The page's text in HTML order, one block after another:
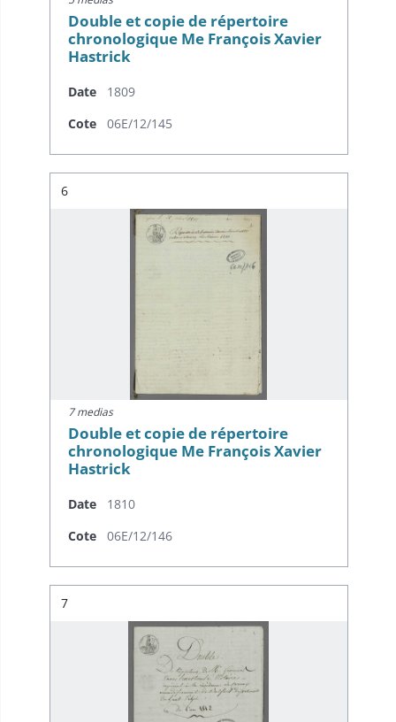
Double et copie de répertoire
chronologique Me François Xavier
Hastrick
Date
1809
Cote
06E/12/145
Résultat n°
6
7 medias
Double et copie de répertoire
chronologique Me François Xavier
Hastrick
Date
1810
Cote
06E/12/146
Résultat n°
7